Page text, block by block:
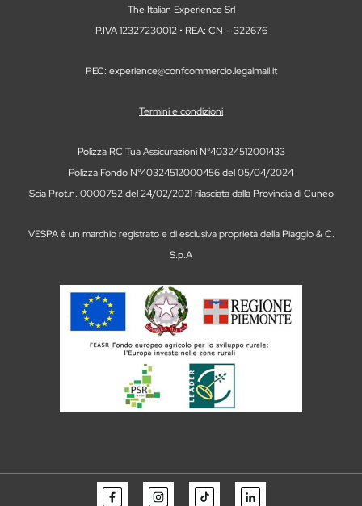
The Italian Experience Srl
P.IVA 12327230012 • REA: CN – 322676
PEC: experience@confcommercio.legalmail.it
Termini e condizioni
Polizza RC Tua Assicurazioni N°40324512001433
Polizza Fondo N°40324512000456 del 05/04/2024
Scia Prot.n. 0000752 del 24/02/2021 rilasciata dalla Provincia di Cuneo
VESPA è un marchio registrato e di esclusiva proprietà della Piaggio & C.
S.p.A